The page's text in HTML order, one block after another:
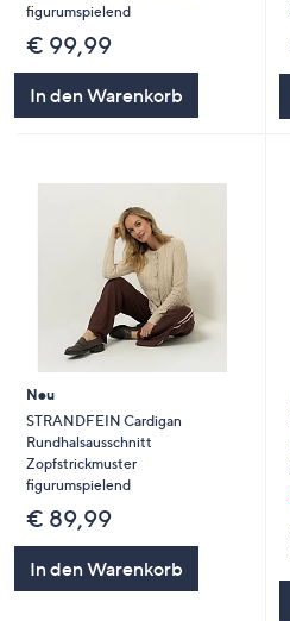
figurumspielend
€ 99,99
In den Warenkorb
Neu
STRANDFEIN Cardigan
Rundhalsausschnitt
Zopfstrickmuster
figurumspielend
€ 89,99
In den Warenkorb